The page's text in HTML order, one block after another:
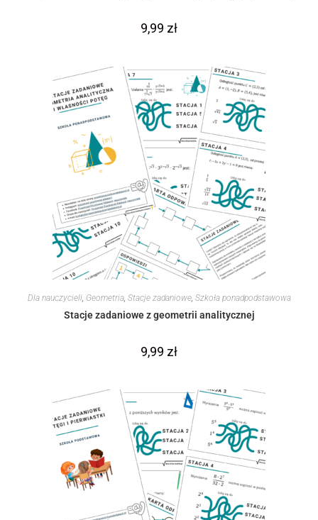
9,99 zł
Dla nauczycieli, Geometria, Stacje zadaniowe, Szkoła ponadpodstawowa
Stacje zadaniowe z geometrii analitycznej
9,99 zł